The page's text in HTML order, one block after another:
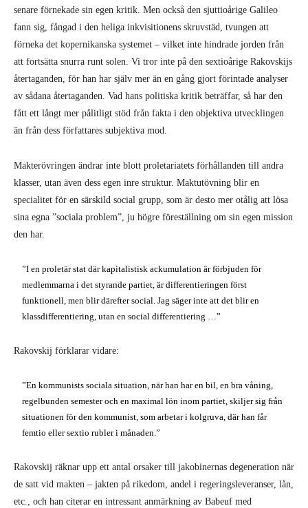
senare förnekade sin egen kritik. Men också den sjuttioårige Galileo
fann sig, fångad i den heliga inkvisitionens skruvstäd, tvungen att
förneka det kopernikanska systemet – vilket inte hindrade jorden från
att fortsätta snurra runt solen. Vi tror inte på den sextioårige Rakovskijs
återtaganden, för han har själv mer än en gång gjort förintade analyser
av sådana återtaganden. Vad hans politiska kritik beträffar, så har den
fått ett långt mer pålitligt stöd från fakta i den objektiva utvecklingen
än från dess författares subjektiva mod.
Makterövringen ändrar inte blott proletariatets förhållanden till andra
klasser, utan även dess egen inre struktur. Maktutövning blir en
specialitet för en särskild social grupp, som är desto mer otålig att lösa
sina egna ”sociala problem”, ju högre föreställning om sin egen mission
den har.
”I en proletär stat där kapitalistisk ackumulation är förbjuden för
medlemmarna i det styrande partiet, är differentieringen först
funktionell, men blir därefter social. Jag säger inte att det blir en
klassdifferentiering, utan en social differentiering …”
Rakovskij förklarar vidare:
”En kommunists sociala situation, när han har en bil, en bra våning,
regelbunden semester och en maximal lön inom partiet, skiljer sig från
situationen för den kommunist, som arbetar i kolgruva, där han får
femtio eller sextio rubler i månaden.”
Rakovskij räknar upp ett antal orsaker till jakobinernas degeneration när
de satt vid makten – jakten på rikedom, andel i regeringsleveranser, lån,
etc., och han citerar en intressant anmärkning av Babeuf med